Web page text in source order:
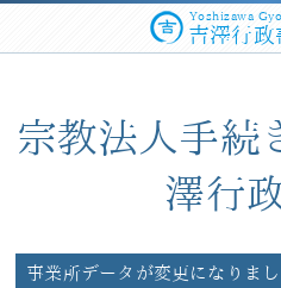
Yoshizawa
吉澤行政
宗教法人手続
澤行
事業所データが変更になりまし